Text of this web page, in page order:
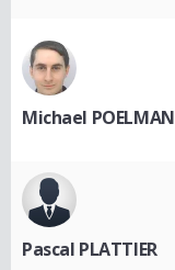
Michael POELMAN
Pascal PLATTIER